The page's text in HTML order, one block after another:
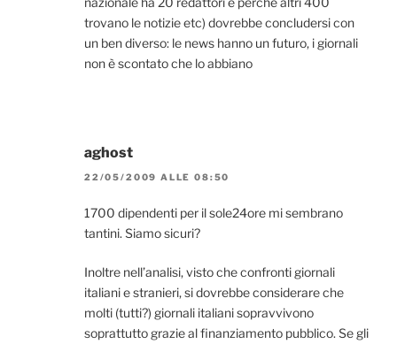
trovano le notizie etc) dovrebbe concludersi con
un ben diverso: le news hanno un futuro, i giornali
non è scontato che lo abbiano
aghost
22/05/2009 ALLE 08:50
1700 dipendenti per il sole24ore mi sembrano
tantini. Siamo sicuri?
Inoltre nell’analisi, visto che confronti giornali
italiani e stranieri, si dovrebbe considerare che
molti (tutti?) giornali italiani sopravvivono
soprattutto grazie al finanziamento pubblico. Se gli